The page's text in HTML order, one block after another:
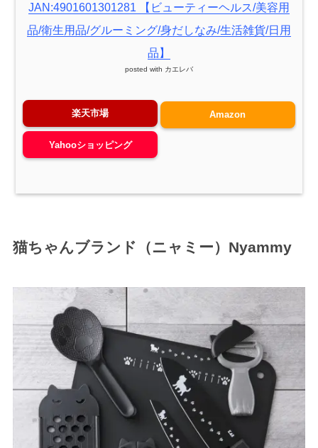
JAN:4901601301281 【ビューティーヘルス/美容用
品/衛生用品/グルーミング/身だしなみ/生活雑貨/日用
品】
posted with カエレバ
楽天市場 Amazon
Yahooショッピング
猫ちゃんブランド（ニャミー）Nyammy